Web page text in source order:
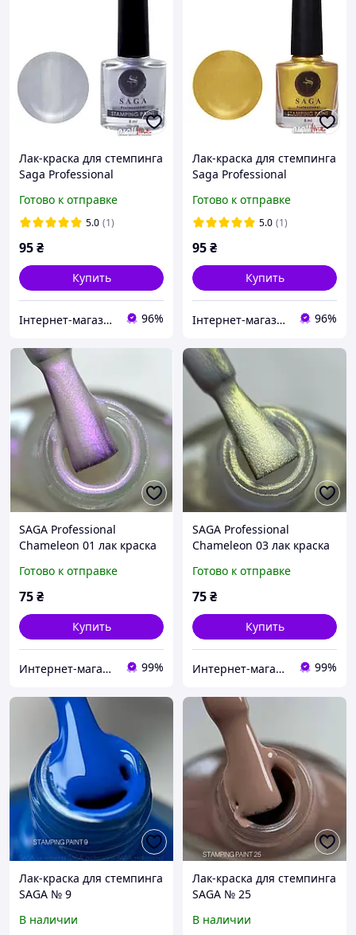
Лак-краска для стемпинга
Saga Professional
серебристый, 8 мл
Готово к отправке
5.0 (1)
95₴
Купить
Інтернет-магазин матеріалів для нарощування нігтів та вій 96%
Лак-краска для стемпинга
Saga Professional
золотистый, 8 мл
Готово к отправке
5.0 (1)
95₴
Купить
Інтернет-магазин матеріалів для нарощування нігтів та вій 96%
SAGA Professional
Chameleon 01 лак краска
фиолетовый хамелеон 8
мл
Готово к отправке
75₴
Купить
Интернет-магазин CityManik Материалы для маникюра 99%
SAGA Professional
Chameleon 03 лак краска
желтый хамелеон 8 мл
Готово к отправке
75₴
Купить
Интернет-магазин CityManik Материалы для маникюра 99%
Лак-краска для стемпинга
SAGA № 9
В наличии
Лак-краска для стемпинга
SAGA № 25
В наличии